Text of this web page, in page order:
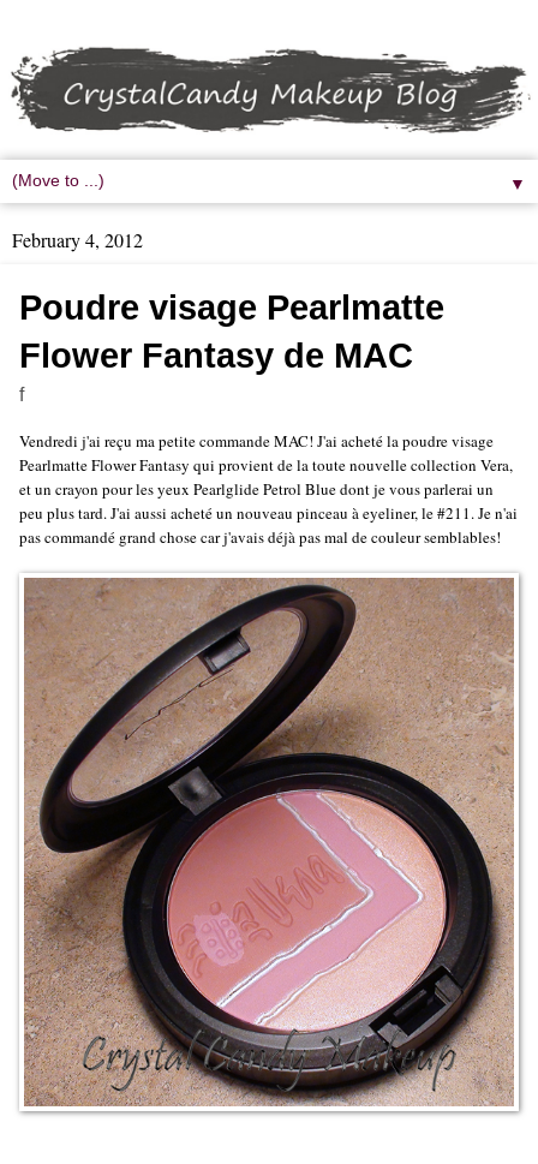
▼
February 4, 2012
Poudre visage Pearlmatte
Flower Fantasy de MAC
f
Vendredi j'ai reçu ma petite commande MAC! J'ai acheté la poudre visage
Pearlmatte Flower Fantasy qui provient de la toute nouvelle collection Vera,
et un crayon pour les yeux Pearlglide Petrol Blue dont je vous parlerai un
peu plus tard. J'ai aussi acheté un nouveau pinceau à eyeliner, le #211. Je n'ai
pas commandé grand chose car j'avais déjà pas mal de couleur semblables!